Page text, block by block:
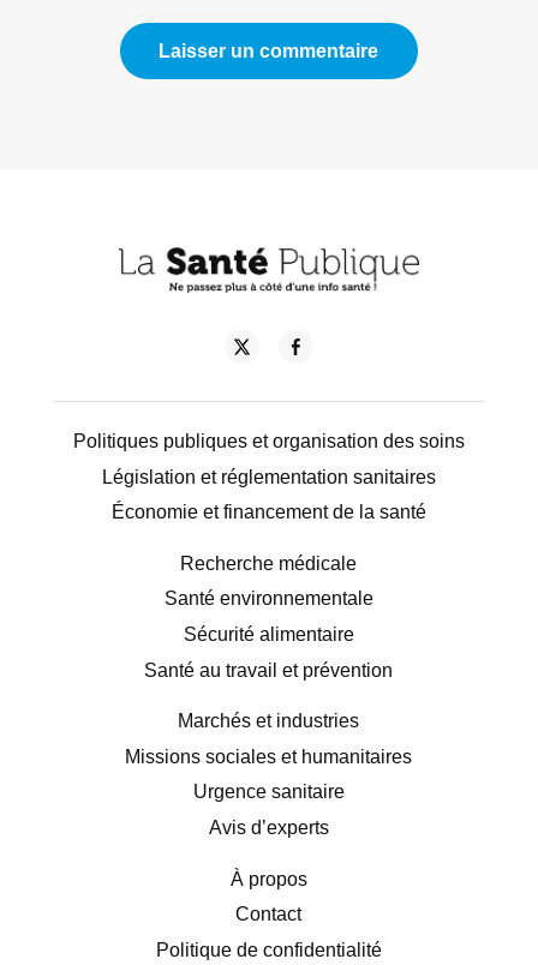
Politiques publiques et organisation des soins
Législation et réglementation sanitaires
Économie et financement de la santé
Recherche médicale
Santé environnementale
Sécurité alimentaire
Santé au travail et prévention
Marchés et industries
Missions sociales et humanitaires
Urgence sanitaire
Avis d’experts
À propos
Contact
Politique de confidentialité